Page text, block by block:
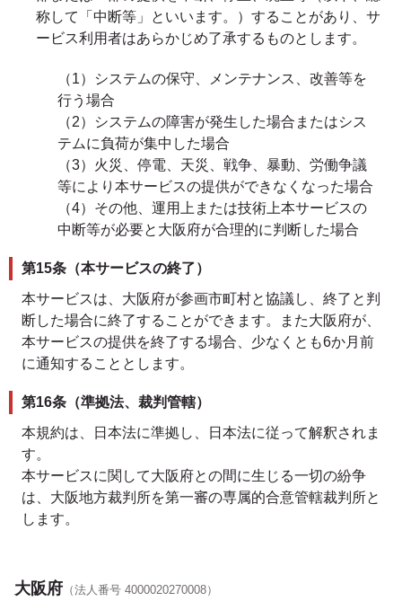
称して「中断等」といいます。）することがあり、サ
ービス利用者はあらかじめ了承するものとします。
（1）システムの保守、メンテナンス、改善等を
行う場合
（2）システムの障害が発生した場合またはシス
テムに負荷が集中した場合
（3）火災、停電、天災、戦争、暴動、労働争議
等により本サービスの提供ができなくなった場合
（4）その他、運用上または技術上本サービスの
中断等が必要と大阪府が合理的に判断した場合
第15条（本サービスの終了）
本サービスは、大阪府が参画市町村と協議し、終了と判
断した場合に終了することができます。また大阪府が、
本サービスの提供を終了する場合、少なくとも6か月前
に通知することとします。
第16条（準拠法、裁判管轄）
本規約は、日本法に準拠し、日本法に従って解釈されま
す。
本サービスに関して大阪府との間に生じる一切の紛争
は、大阪地方裁判所を第一審の専属的合意管轄裁判所と
します。
大阪府 （法人番号 4000020270008）